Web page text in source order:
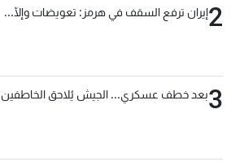
2إيران ترفع السقف في هرمز: تعويضات وإلّا...
3بعد خطف عسكري... الجيش يُلاحق الخاطفين